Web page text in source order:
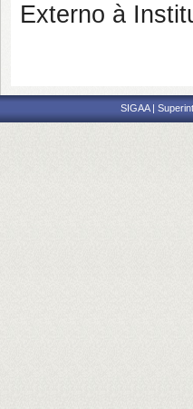
Externo à
SIGAA |